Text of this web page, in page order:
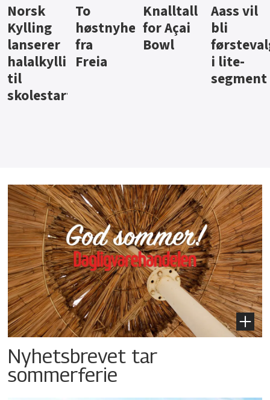
To
høstnyheter
fra
Freia
Knalltall
for Açai
Aass vil
bli
førstevalg
segment
Brus
Nyhetsbrevet tar
sommerferie